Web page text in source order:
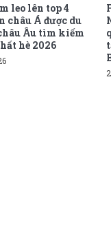
leo lên top 4
châu Á được du
Âu tìm kiếm
hè 2026